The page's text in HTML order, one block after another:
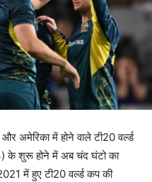
अमेरिका में होने वाले टी20 वर्ल्ड
शुरू होने में अब चंद घंटो का
में हुए टी20 वर्ल्ड कप की